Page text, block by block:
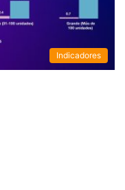
Indicadores